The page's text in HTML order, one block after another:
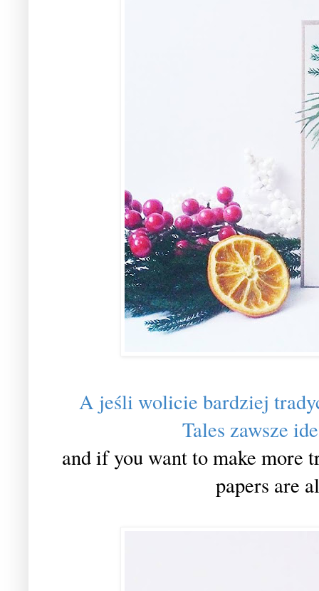
A jeśli wolicie bardziej
Tales zawsze
and if you want to make more
papers are